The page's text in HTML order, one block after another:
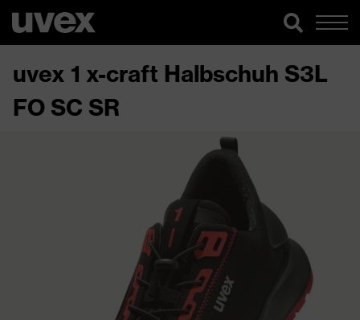
uvex 1 x-craft Halbschuh S3L
FO SC SR